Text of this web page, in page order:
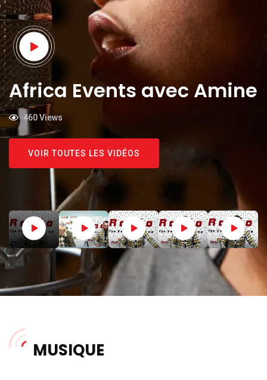
Africa Events avec Amine
460Views
VOIR TOUTES LES VIDÉOS
MUSIQUE